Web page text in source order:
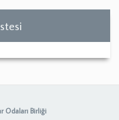
Odaları Birliği